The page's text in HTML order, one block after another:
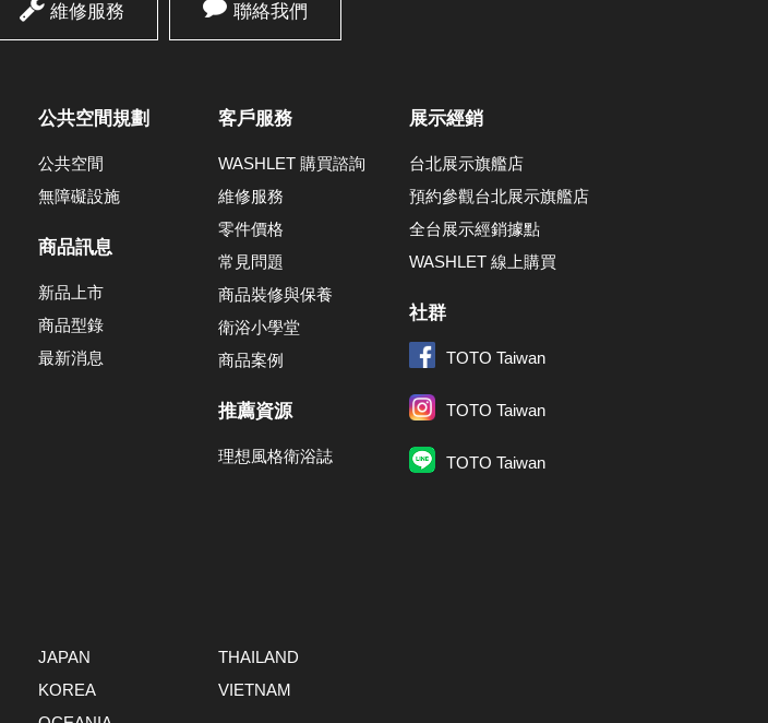
維修服務 聯絡我們
公共空間規劃
公共空間
無障礙設施
商品訊息
新品上市
商品型錄
最新消息
客戶服務
WASHLET 購買諮詢
維修服務
零件價格
常見問題
商品裝修與保養
衛浴小學堂
商品案例
推薦資源
理想風格衛浴誌
展示經銷
台北展示旗艦店
預約參觀台北展示旗艦店
全台展示經銷據點
WASHLET 線上購買
社群
TOTO Taiwan
TOTO Taiwan
TOTO Taiwan
JAPAN
KOREA
THAILAND
VIETNAM